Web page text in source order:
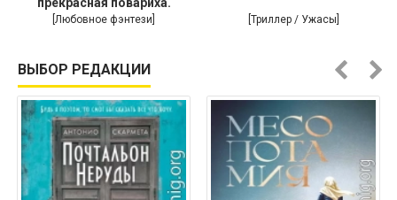
Самый
[Любовное фэнтези] [Триллер / Ужасы]
ВЫБОР РЕДАКЦИИ